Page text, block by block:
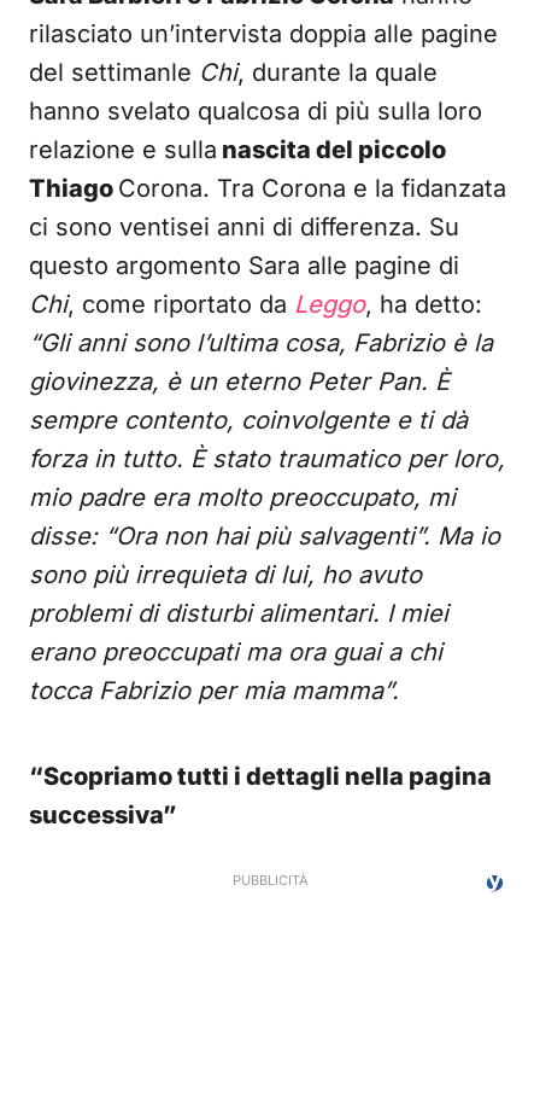
rilasciato un’intervista doppia alle pagine
del settimanle Chi, durante la quale
hanno svelato qualcosa di più sulla loro
relazione e sulla nascita del piccolo
Thiago Corona. Tra Corona e la fidanzata
ci sono ventisei anni di differenza. Su
questo argomento Sara alle pagine di
Chi, come riportato da Leggo, ha detto:
“Gli anni sono l’ultima cosa, Fabrizio è la
giovinezza, è un eterno Peter Pan. È
sempre contento, coinvolgente e ti dà
forza in tutto. È stato traumatico per loro,
mio padre era molto preoccupato, mi
disse: “Ora non hai più salvagenti”. Ma io
sono più irrequieta di lui, ho avuto
problemi di disturbi alimentari. I miei
erano preoccupati ma ora guai a chi
tocca Fabrizio per mia mamma”.
“Scopriamo tutti i dettagli nella pagina
successiva”